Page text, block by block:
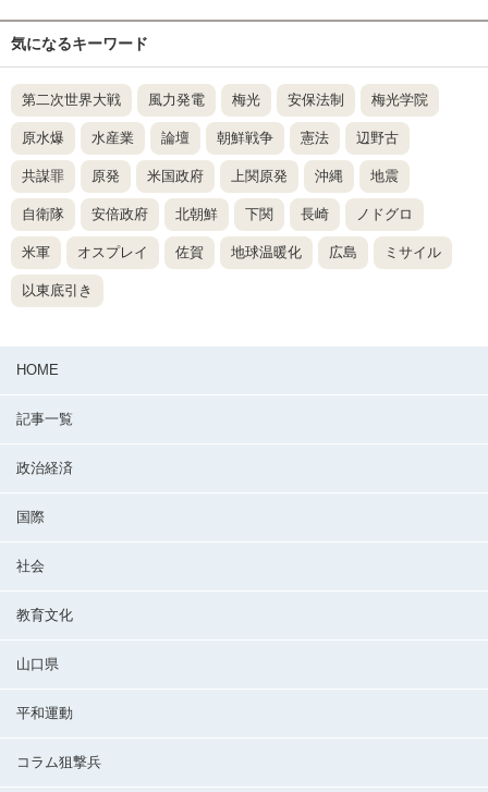
気になるキーワード
第二次世界大戦 風力発電 梅光 安保法制 梅光学院
原水爆 水産業 論壇 朝鮮戦争 憲法 辺野古
共謀罪 原発 米国政府 上関原発 沖縄 地震
自衛隊 安倍政府 北朝鮮 下関 長崎 ノドグロ
米軍 オスプレイ 佐賀 地球温暖化 広島 ミサイル
以東底引き
HOME
記事一覧
政治経済
国際
社会
教育文化
山口県
平和運動
コラム狙撃兵